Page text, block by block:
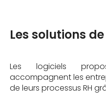
Les solutions de
Les logiciels
accompagnent les
de leurs processus RH